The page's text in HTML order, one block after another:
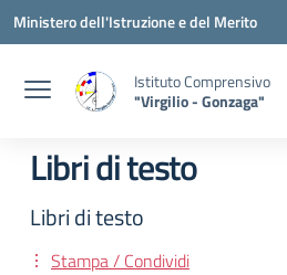
Vai ai contenuti
Vai al menu di navigazione
Vai al footer
Ministero dell'Istruzione e del Merito
Istituto Comprensivo
"Virgilio - Gonzaga"
Libri di testo
Libri di testo
Stampa / Condividi